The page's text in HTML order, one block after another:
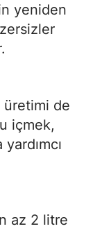
yeniden
üretimi de
içmek,
az 2 litre